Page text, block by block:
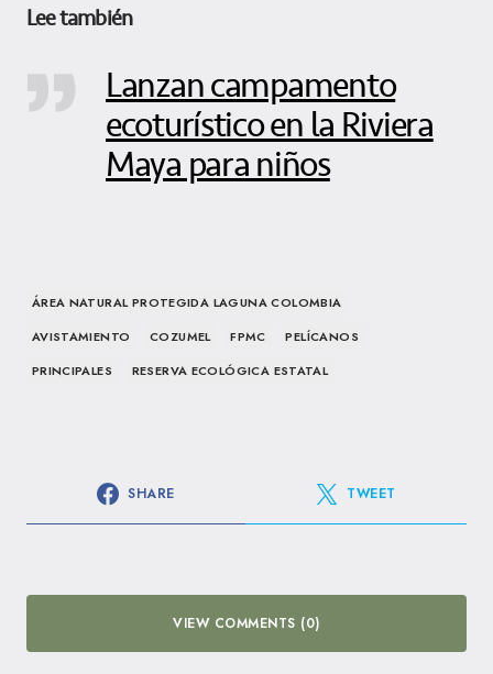
Lee también
Lanzan campamento
ecoturístico en la Riviera
Maya para niños
ÁREA NATURAL PROTEGIDA LAGUNA COLOMBIA
AVISTAMIENTO
COZUMEL FPMC
PELÍCANOS
PRINCIPALES
RESERVA ECOLÓGICA ESTATAL
SHARE TWEET
VIEW COMMENTS (0)